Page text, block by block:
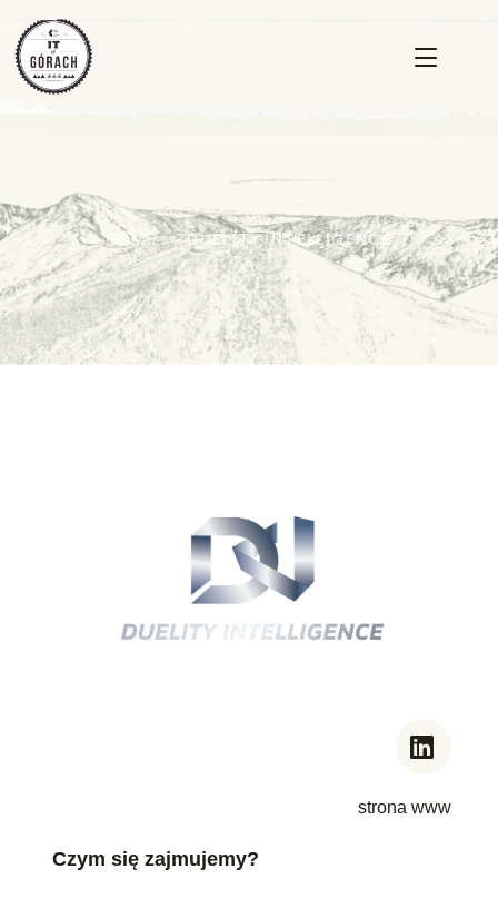
HOME DUELITY INTELLIGENCE
strona www
Czym się zajmujemy?